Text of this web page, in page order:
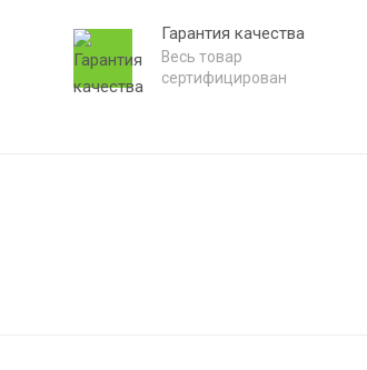
Гарантия качества
Весь товар
сертифицирован